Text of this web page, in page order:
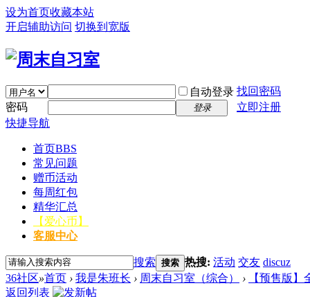
设为首页收藏本站
开启辅助访问 切换到宽版
自动登录 找回密码
密码
登录
立即注册
快捷导航
首页BBS
常见问题
赠币活动
每周红包
精华汇总
【爱心币】
客服中心
搜索 搜索 热搜: 活动 交友 discuz
36社区»首页 › 我是朱班长 › 周末自习室（综合） ›
【预售版
返回列表